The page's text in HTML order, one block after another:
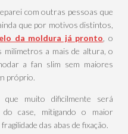
com outras pessoas que
que por motivos distintos,
da moldura já pronto , o
milimetros a mais de altura, o
a fan slim sem maiores
próprio.
muito dificilmente será
case, mitigando o maior
das abas de fixação.